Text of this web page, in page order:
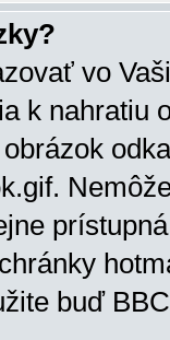
vo
k nahratiu
buď